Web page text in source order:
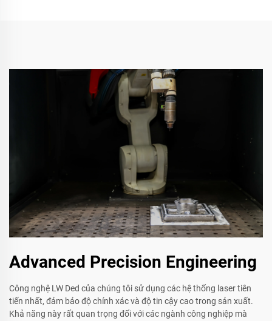
Advanced Precision Engineering
Công nghệ LW Ded của chúng tôi sử dụng các hệ thống laser tiên
tiến nhất, đảm bảo độ chính xác và độ tin cậy cao trong sản xuất.
Khả năng này rất quan trọng đối với các ngành công nghiệp mà